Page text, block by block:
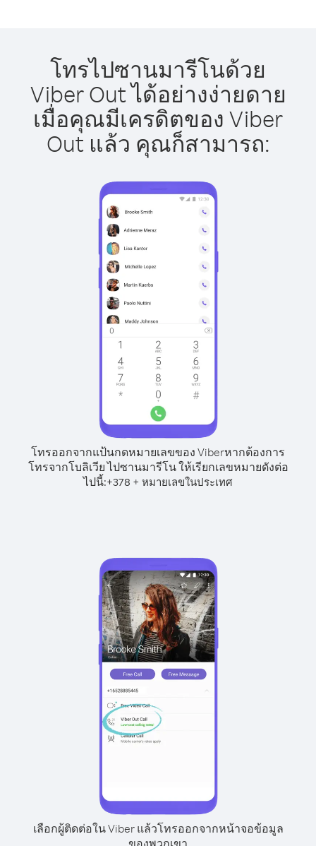
โทรไปซานมารีโนด้วย
Viber Out ได้อย่างง่ายดาย
เมื่อคุณมีเครดิตของ Viber
Out แล้ว คุณก็สามารถ:
โทรออกจากแป้นกดหมายเลขของ Viberหากต้องการ
โทรจากโบลิเวีย ไปซานมารีโน ให้เรียกเลขหมายดังต่อ
ไปนี้:+378 + หมายเลขในประเทศ
เลือกผู้ติดต่อใน Viber แล้วโทรออกจากหน้าจอข้อมูล
ของพวกเขา